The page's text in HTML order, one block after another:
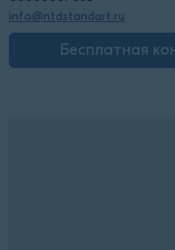
info@ntdstandart.ru
Бесплатная